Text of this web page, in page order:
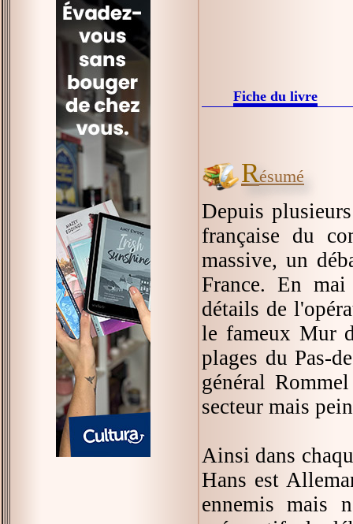
Fiche du livre
Résumé
Depuis
française du
massive, un
France. En
détails de
le fameux Mur
plages du Pas-
général
secteur mais
Ainsi dans
Hans est
ennemis mais